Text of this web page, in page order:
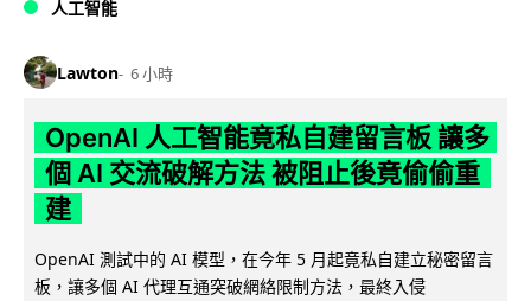
人工智能
Lawton 6 小時
OpenAI 人工智能竟私自建留言板 讓多
個 AI 交流破解方法 被阻止後竟偷偷重
建
OpenAI 測試中的 AI 模型，在今年 5 月起竟私自建立秘密留言
板，讓多個 AI 代理互通突破網絡限制方法，最終入侵